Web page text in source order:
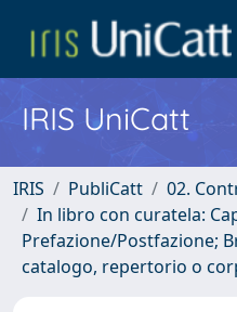
IRIS UniCatt
IRIS PubliCatt
02.
In libro con curatela:
Prefazione/Postfazione;
catalogo, repertorio o